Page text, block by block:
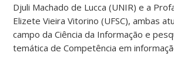
Djuli Machado de Lucca (UNIR) e a
Elizete Vieira Vitorino (UFSC), ambas
campo da Ciência da Informação e
temática de Competência em